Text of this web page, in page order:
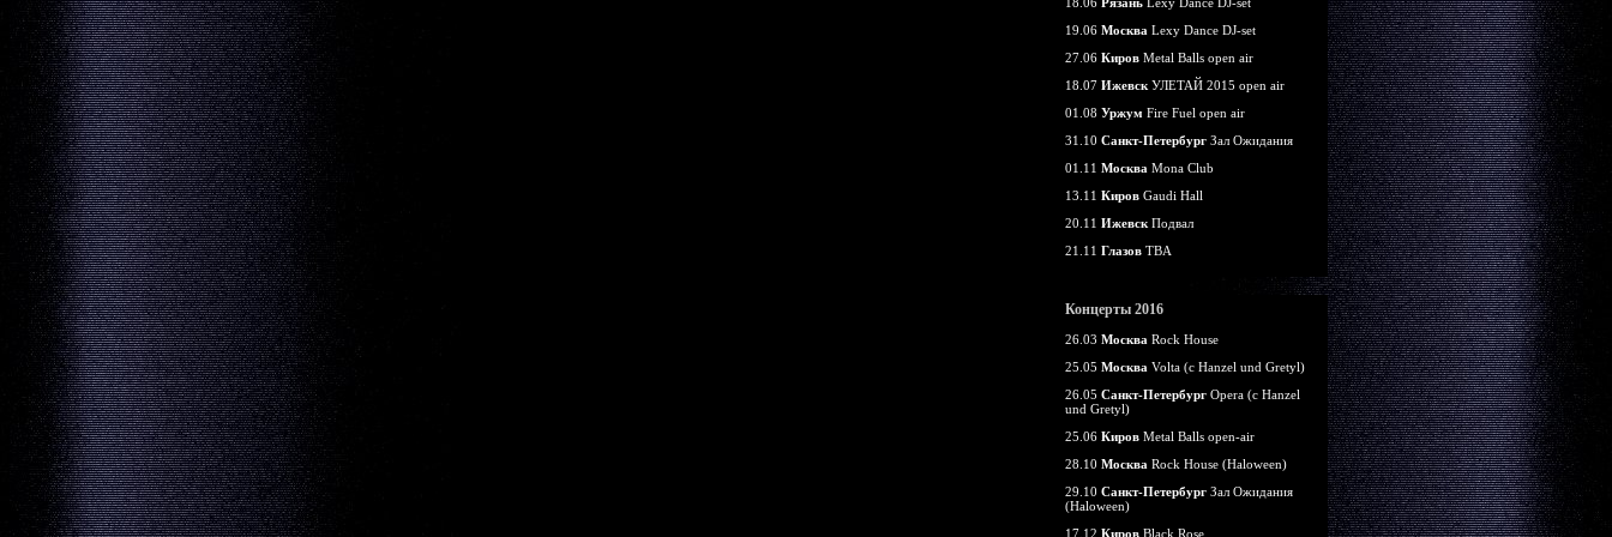
19.06 Москва Lexy Dance DJ-set
27.06 Киров Metal Balls open air
18.07 Ижевск УЛЕТАЙ 2015 open air
01.08 Уржум Fire Fuel open air
31.10 Санкт-Петербург Зал Ожидания
01.11 Москва Mona Club
13.11 Киров Gaudi Hall
20.11 Ижевск Подвал
21.11 Глазов TBA
Концерты 2016
26.03 Москва Rock House
25.05 Москва Volta (c Hanzel und Gretyl)
26.05 Санкт-Петербург Opera (c Hanzel
und Gretyl)
25.06 Киров Metal Balls open-air
28.10 Москва Rock House (Haloween)
29.10 Санкт-Петербург Зал Ожидания
(Haloween)
17.12 Киров Black Rose